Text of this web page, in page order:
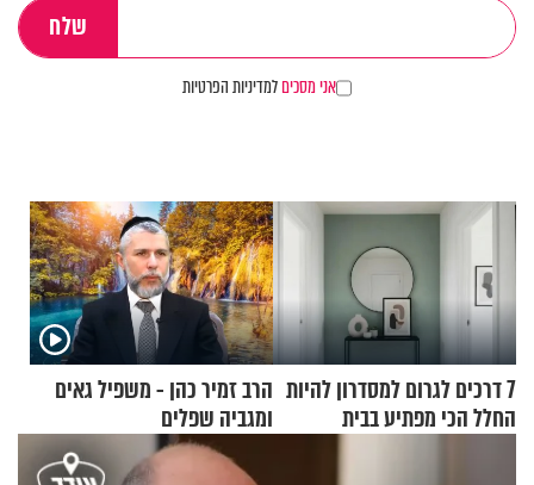
אני מסכיםלמדיניות הפרטיות
7 דרכים לגרום למסדרון להיות
החלל הכי מפתיע בבית
הרב זמיר כהן - משפיל גאים
ומגביה שפלים